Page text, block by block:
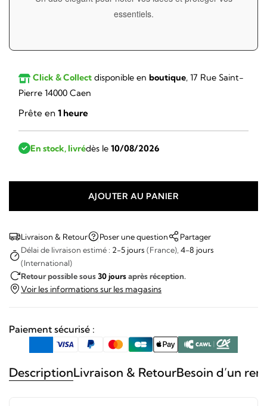
essentiels.
Click & Collect disponible en boutique, 17 Rue Saint-
Pierre 14000 Caen
Prête en 1 heure
En stock, livrédès le 10/08/2026
March
Lab
AM69
Automatique
AJOUTER AU PANIER
Livraison & Retour Poser une question
Partager
Délai de livraison estimé : 2-5 jours (France), 4-8 jours
(International)
Retour possible sous30 joursaprès réception.
Voir les informations sur les magasins
Paiement sécurisé :
DescriptionLivraison & RetourBesoin d’un